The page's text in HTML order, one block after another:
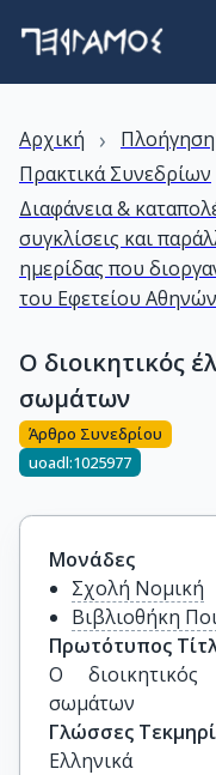
Αρχική › Πλοήγηση
Πρακτικά Συνεδρίων
Διαφάνεια &
συγκλίσεις και
ημερίδας που
του Εφετείου
Ο διοικητικός
σωμάτων
Άρθρο Συνεδρίου
uoadl:1025977
Μονάδες
Σχολή Νομική
Βιβλιοθήκη
Πρωτότυπος
Ο
σωμάτων
Γλώσσες
Ελληνικά